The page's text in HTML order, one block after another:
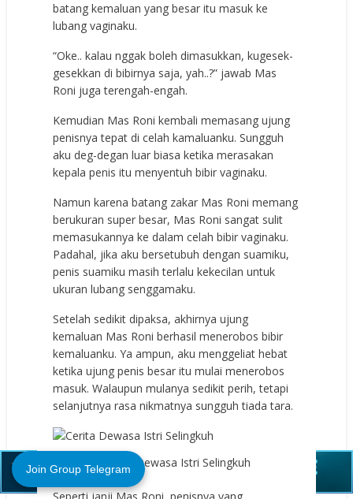
batang kemaluan yang besar itu masuk ke
lubang vaginaku.
“Oke.. kalau nggak boleh dimasukkan, kugesek-
gesekkan di bibirnya saja, yah..?” jawab Mas
Roni juga terengah-engah.
Kemudian Mas Roni kembali memasang ujung
penisnya tepat di celah kamaluanku. Sungguh
aku deg-degan luar biasa ketika merasakan
kepala penis itu menyentuh bibir vaginaku.
Namun karena batang zakar Mas Roni memang
berukuran super besar, Mas Roni sangat sulit
memasukannya ke dalam celah bibir vaginaku.
Padahal, jika aku bersetubuh dengan suamiku,
penis suamiku masih terlalu kekecilan untuk
ukuran lubang senggamaku.
Setelah sedikit dipaksa, akhirnya ujung
kemaluan Mas Roni berhasil menerobos bibir
kemaluanku. Ya ampun, aku menggeliat hebat
ketika ujung penis besar itu mulai menerobos
masuk. Walaupun mulanya sedikit perih, tetapi
selanjutnya rasa nikmatnya sungguh tiada tara.
Cerita Dewasa Istri Selingkuh
Seperti janji Mas Roni, penisnya yang
Close (X)
Join Group Telegram